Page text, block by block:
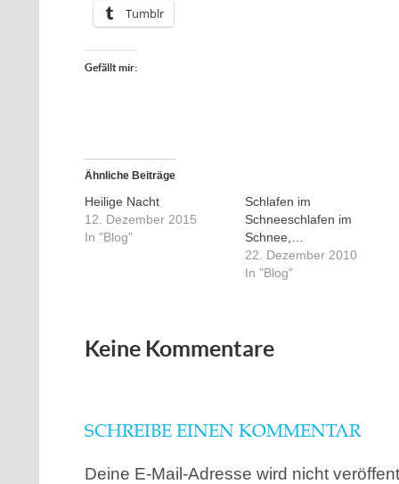
Tumblr
Gefällt mir:
Ähnliche Beiträge
Heilige Nacht
12. Dezember 2015
In "Blog"
Schlafen im
Schneeschlafen im
Schnee,…
22. Dezember 2010
In "Blog"
Keine Kommentare
SCHREIBE EINEN KOMMENTAR
Deine E-Mail-Adresse wird nicht